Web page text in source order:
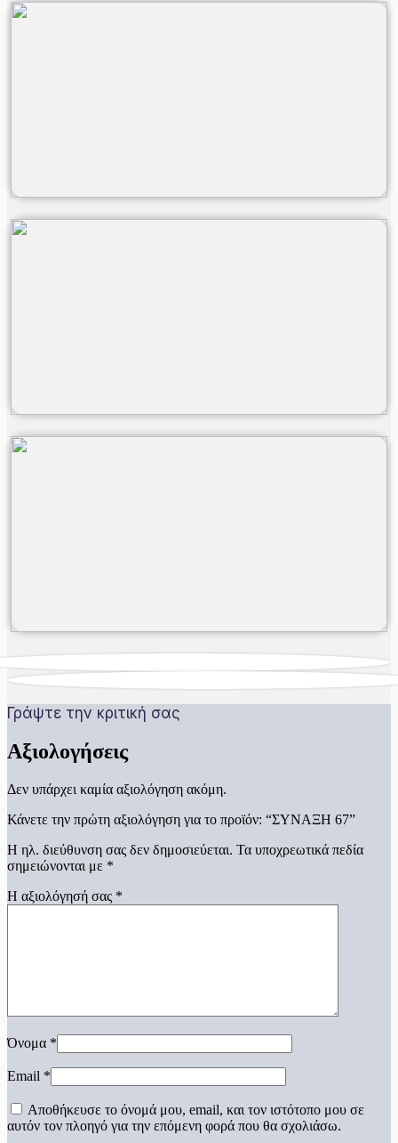
Γράψτε την κριτική σας
Αξιολογήσεις
Δεν υπάρχει καμία αξιολόγηση ακόμη.
Κάνετε την πρώτη αξιολόγηση για το προϊόν: “ΣΥΝΑΞΗ 67”
Η ηλ. διεύθυνση σας δεν δημοσιεύεται. Τα υποχρεωτικά πεδία
σημειώνονται με *
Η αξιολόγησή σας *
Όνομα *
Email *
Αποθήκευσε το όνομά μου, email, και τον ιστότοπο μου σε
αυτόν τον πλοηγό για την επόμενη φορά που θα σχολιάσω.